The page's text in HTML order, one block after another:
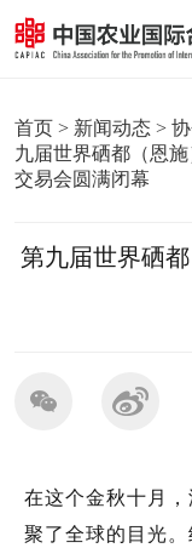
EN
首页 > 新闻动态 >
九届世界硒都（恩
交易会圆满闭幕
第九届世界硒
在这个金秋十月
聚了全球的目光